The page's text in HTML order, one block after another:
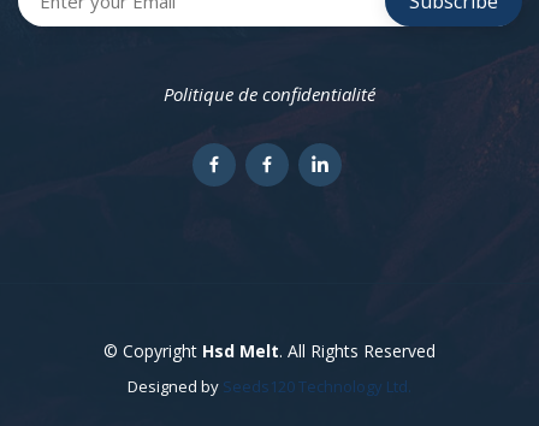
Politique de confidentialité
© Copyright Hsd Melt. All Rights Reserved
Designed by Seeds120 Technology Ltd.